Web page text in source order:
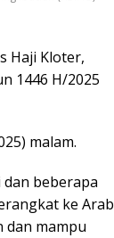
Haji Kloter,
1446 H/2025
malam.
beberapa
ke Arab
dan mampu